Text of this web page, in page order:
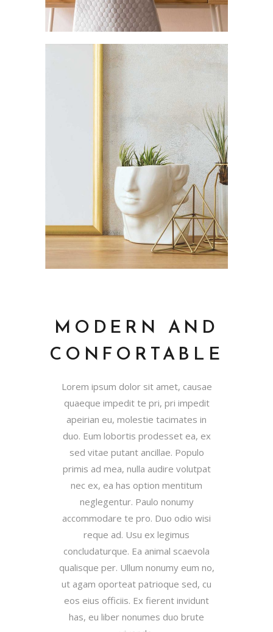
MODERN AND
CONFORTABLE
Lorem ipsum dolor sit amet, causae
quaeque impedit te pri, pri impedit
apeirian eu, molestie tacimates in
duo. Eum lobortis prodesset ea, ex
sed vitae putant ancillae. Populo
primis ad mea, nulla audire volutpat
nec ex, ea has option mentitum
neglegentur. Paulo nonumy
accommodare te pro. Duo odio wisi
reque ad. Usu ex legimus
concludaturque. Ea animal scaevola
qualisque per. Ullum nonumy eum no,
ut agam oporteat patrioque sed, cu
eos eius officiis. Ex fierent invidunt
has, eu liber nonumes duo brute